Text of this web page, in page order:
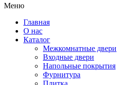
Меню
Главная
О нас
Каталог
Межкомнатные двери
Входные двери
Напольные покрытия
Фурнитура
Плитка